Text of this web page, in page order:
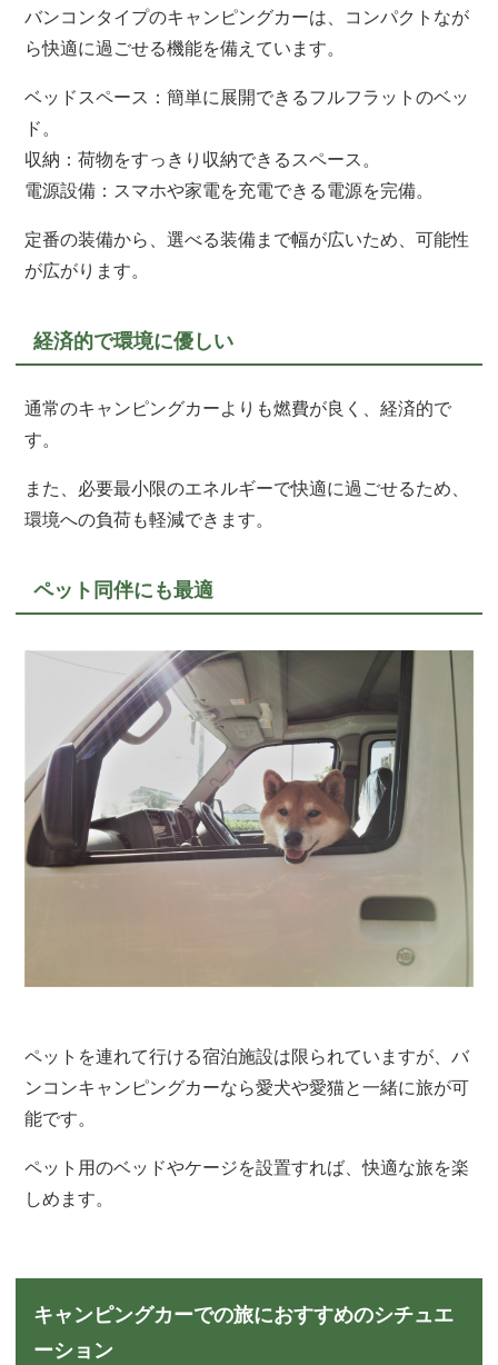
バンコンタイプのキャンピングカーは、コンパクトなが
ら快適に過ごせる機能を備えています。
ベッドスペース：簡単に展開できるフルフラットのベッ
ド。
収納：荷物をすっきり収納できるスペース。
電源設備：スマホや家電を充電できる電源を完備。
定番の装備から、選べる装備まで幅が広いため、可能性
が広がります。
経済的で環境に優しい
通常のキャンピングカーよりも燃費が良く、経済的で
す。
また、必要最小限のエネルギーで快適に過ごせるため、
環境への負荷も軽減できます。
ペット同伴にも最適
ペットを連れて行ける宿泊施設は限られていますが、バ
ンコンキャンピングカーなら愛犬や愛猫と一緒に旅が可
能です。
ペット用のベッドやケージを設置すれば、快適な旅を楽
しめます。
キャンピングカーでの旅におすすめのシチュエ
ーション